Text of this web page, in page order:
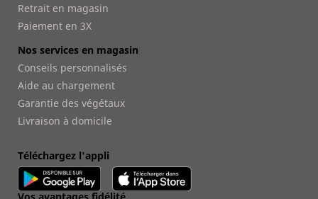
Retrait en magasin
Paiement en 3X
Nos services en magasin
Conseils personnalisés
Aide au chargement
Garantie des végétaux
Livraison à domicile
Téléchargez l'appli